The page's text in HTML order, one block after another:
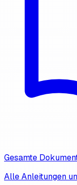
Gesamte
Alle Anleitungen